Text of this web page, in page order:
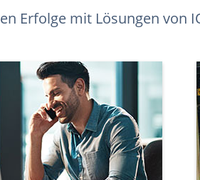
Erfolge mit Lösungen von